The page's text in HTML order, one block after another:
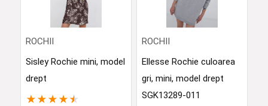
ROCHII
Sisley Rochie mini, model
drept
★ ★ ★ ★ ★
ROCHII
Ellesse Rochie culoarea
gri, mini, model drept
SGK13289-011